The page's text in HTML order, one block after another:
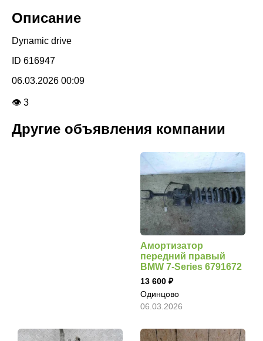
Описание
Dynamic drive
ID 616947
06.03.2026 00:09
👁 3
Другие объявления компании
Амортизатор
передний правый
BMW 7-Series 6791672
13 600
Одинцово
06.03.2026